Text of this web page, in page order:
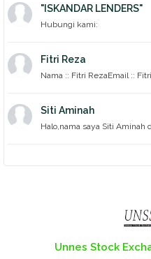
"ISKANDAR LENDERS"
Hubungi kami:
Fitri Reza
Nama :: Fitri RezaEmail ::
Siti Aminah
Halo,nama saya Siti Aminah
Unnes Stock